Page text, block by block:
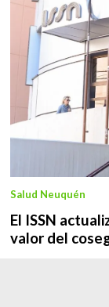
El ISSN
valor del
Salud Neuquén